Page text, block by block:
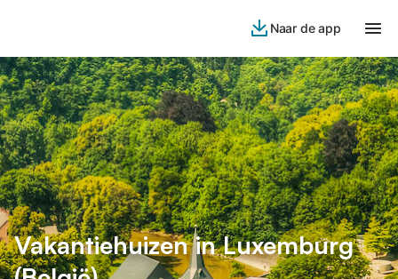
Naar de app
Vakantiehuizen in Luxemburg